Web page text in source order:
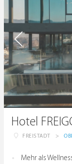
Hotel
FREISTADT >
Mehr als